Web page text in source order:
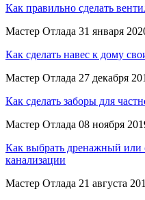
Как правильно сделать
Мастер Отлада 31 января
Как сделать навес к дому
Мастер Отлада 27 декабря
Как сделать заборы для
Мастер Отлада 08 ноября
Как выбрать дренажный или
канализации
Мастер Отлада 21 августа